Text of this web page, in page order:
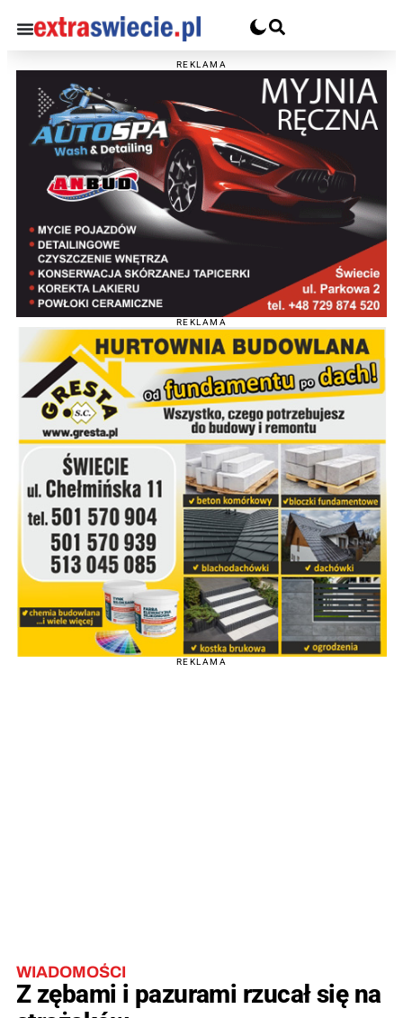
REKLAMA
REKLAMA
REKLAMA
WIADOMOŚCI
Z zębami i pazurami rzucał się na